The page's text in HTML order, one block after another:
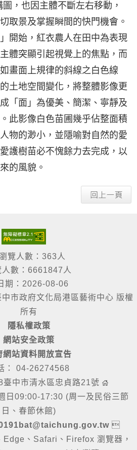
，也因主體不斷左右移動，
取景及掌握瞬間的快門機會。
開始，紅衣農人在田中為表現
體突顯引起視覺上的焦點，而
畫面上規律的斜線之白色線
土地空間變化，將整體影像更
「面」為優美、簡潔、寧靜及
此影像白色苗圃幾乎佔整面積
物的渺小，並隱喻對自然的愛
護樹苗必不愧餘力去完成，以
的風貌。
覽人數：363人
人數：6661847人
期：2026-08-06
市政府文化局港區藝術中心 版權
所有
隱私權政策
網站安全政策
網站資料開放宣告
： 04-26274568
中市清水區忠貞路21號
日09:00-17:30 (周一及民俗三節
日、春節休館)

Edge、Safari、Firefox 瀏覽器，